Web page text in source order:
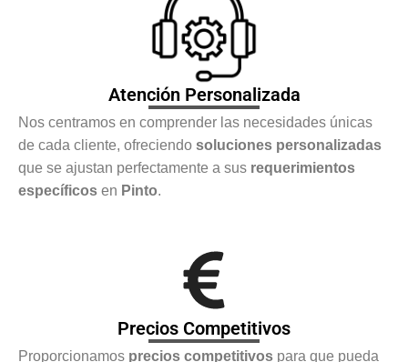
Atención Personalizada
Nos centramos en comprender las necesidades únicas
de cada cliente, ofreciendo soluciones personalizadas
que se ajustan perfectamente a sus requerimientos
específicos en Pinto.
Precios Competitivos
Proporcionamos precios competitivos para que pueda